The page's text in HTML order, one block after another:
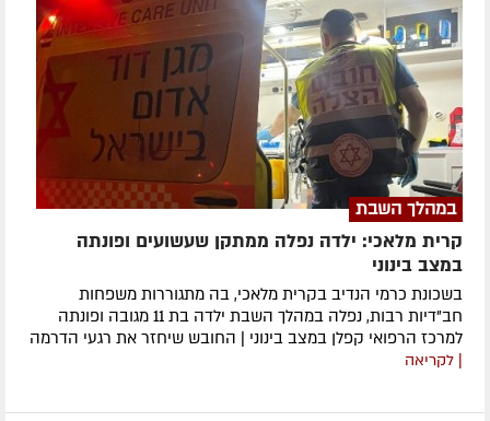
במהלך השבת
קרית מלאכי: ילדה נפלה ממתקן שעשועים ופונתה
במצב בינוני
בשכונת כרמי הנדיב בקרית מלאכי, בה מתגוררות משפחות
חב"דיות רבות, נפלה במהלך השבת ילדה בת 11 מגובה ופונתה
למרכז הרפואי קפלן במצב בינוני | החובש שיחזר את רגעי הדרמה
| לקריאה